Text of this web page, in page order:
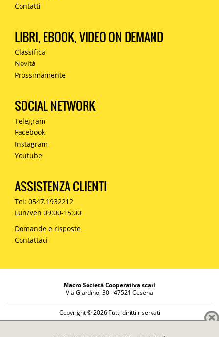
Contatti
LIBRI, EBOOK, VIDEO ON DEMAND
Classifica
Novità
Prossimamente
SOCIAL NETWORK
Telegram
Facebook
Instagram
Youtube
ASSISTENZA CLIENTI
Tel: 0547.1932212
Lun/Ven 09:00-15:00
Domande e risposte
Contattaci
Macro Società Cooperativa scarl
Via Giardino, 30 - 47521 Cesena
Copyright © 2026 Tutti diritti riservati
Diritto di reso